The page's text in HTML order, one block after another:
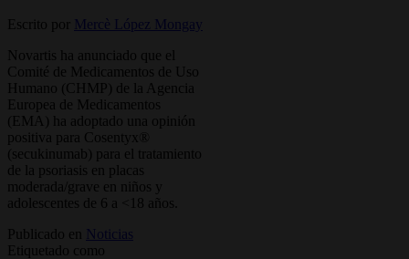
Escrito por
Mercè López Mongay
Novartis ha anunciado que el
Comité de Medicamentos de Uso
Humano (CHMP) de la Agencia
Europea de Medicamentos
(EMA) ha adoptado una opinión
positiva para Cosentyx®
(secukinumab) para el tratamiento
de la psoriasis en placas
moderada/grave en niños y
adolescentes de 6 a <18 años.
Publicado en
Noticias
Etiquetado como